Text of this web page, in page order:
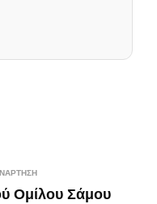
Ομίλου Σάμου